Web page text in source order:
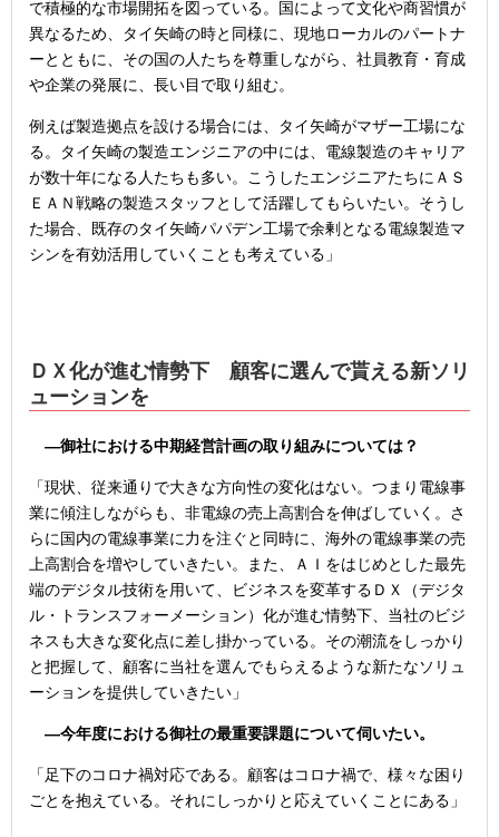
で積極的な市場開拓を図っている。国によって文化や商習慣が
異なるため、タイ矢崎の時と同様に、現地ローカルのパートナ
ーとともに、その国の人たちを尊重しながら、社員教育・育成
や企業の発展に、長い目で取り組む。
例えば製造拠点を設ける場合には、タイ矢崎がマザー工場にな
る。タイ矢崎の製造エンジニアの中には、電線製造のキャリア
が数十年になる人たちも多い。こうしたエンジニアたちにＡＳ
ＥＡＮ戦略の製造スタッフとして活躍してもらいたい。そうし
た場合、既存のタイ矢崎パパデン工場で余剰となる電線製造マ
シンを有効活用していくことも考えている」
ＤＸ化が進む情勢下 顧客に選んで貰える新ソリ
ューションを
―御社における中期経営計画の取り組みについては？
「現状、従来通りで大きな方向性の変化はない。つまり電線事
業に傾注しながらも、非電線の売上高割合を伸ばしていく。さ
らに国内の電線事業に力を注ぐと同時に、海外の電線事業の売
上高割合を増やしていきたい。また、ＡＩをはじめとした最先
端のデジタル技術を用いて、ビジネスを変革するＤＸ（デジタ
ル・トランスフォーメーション）化が進む情勢下、当社のビジ
ネスも大きな変化点に差し掛かっている。その潮流をしっかり
と把握して、顧客に当社を選んでもらえるような新たなソリュ
ーションを提供していきたい」
―今年度における御社の最重要課題について伺いたい。
「足下のコロナ禍対応である。顧客はコロナ禍で、様々な困り
ごとを抱えている。それにしっかりと応えていくことにある」